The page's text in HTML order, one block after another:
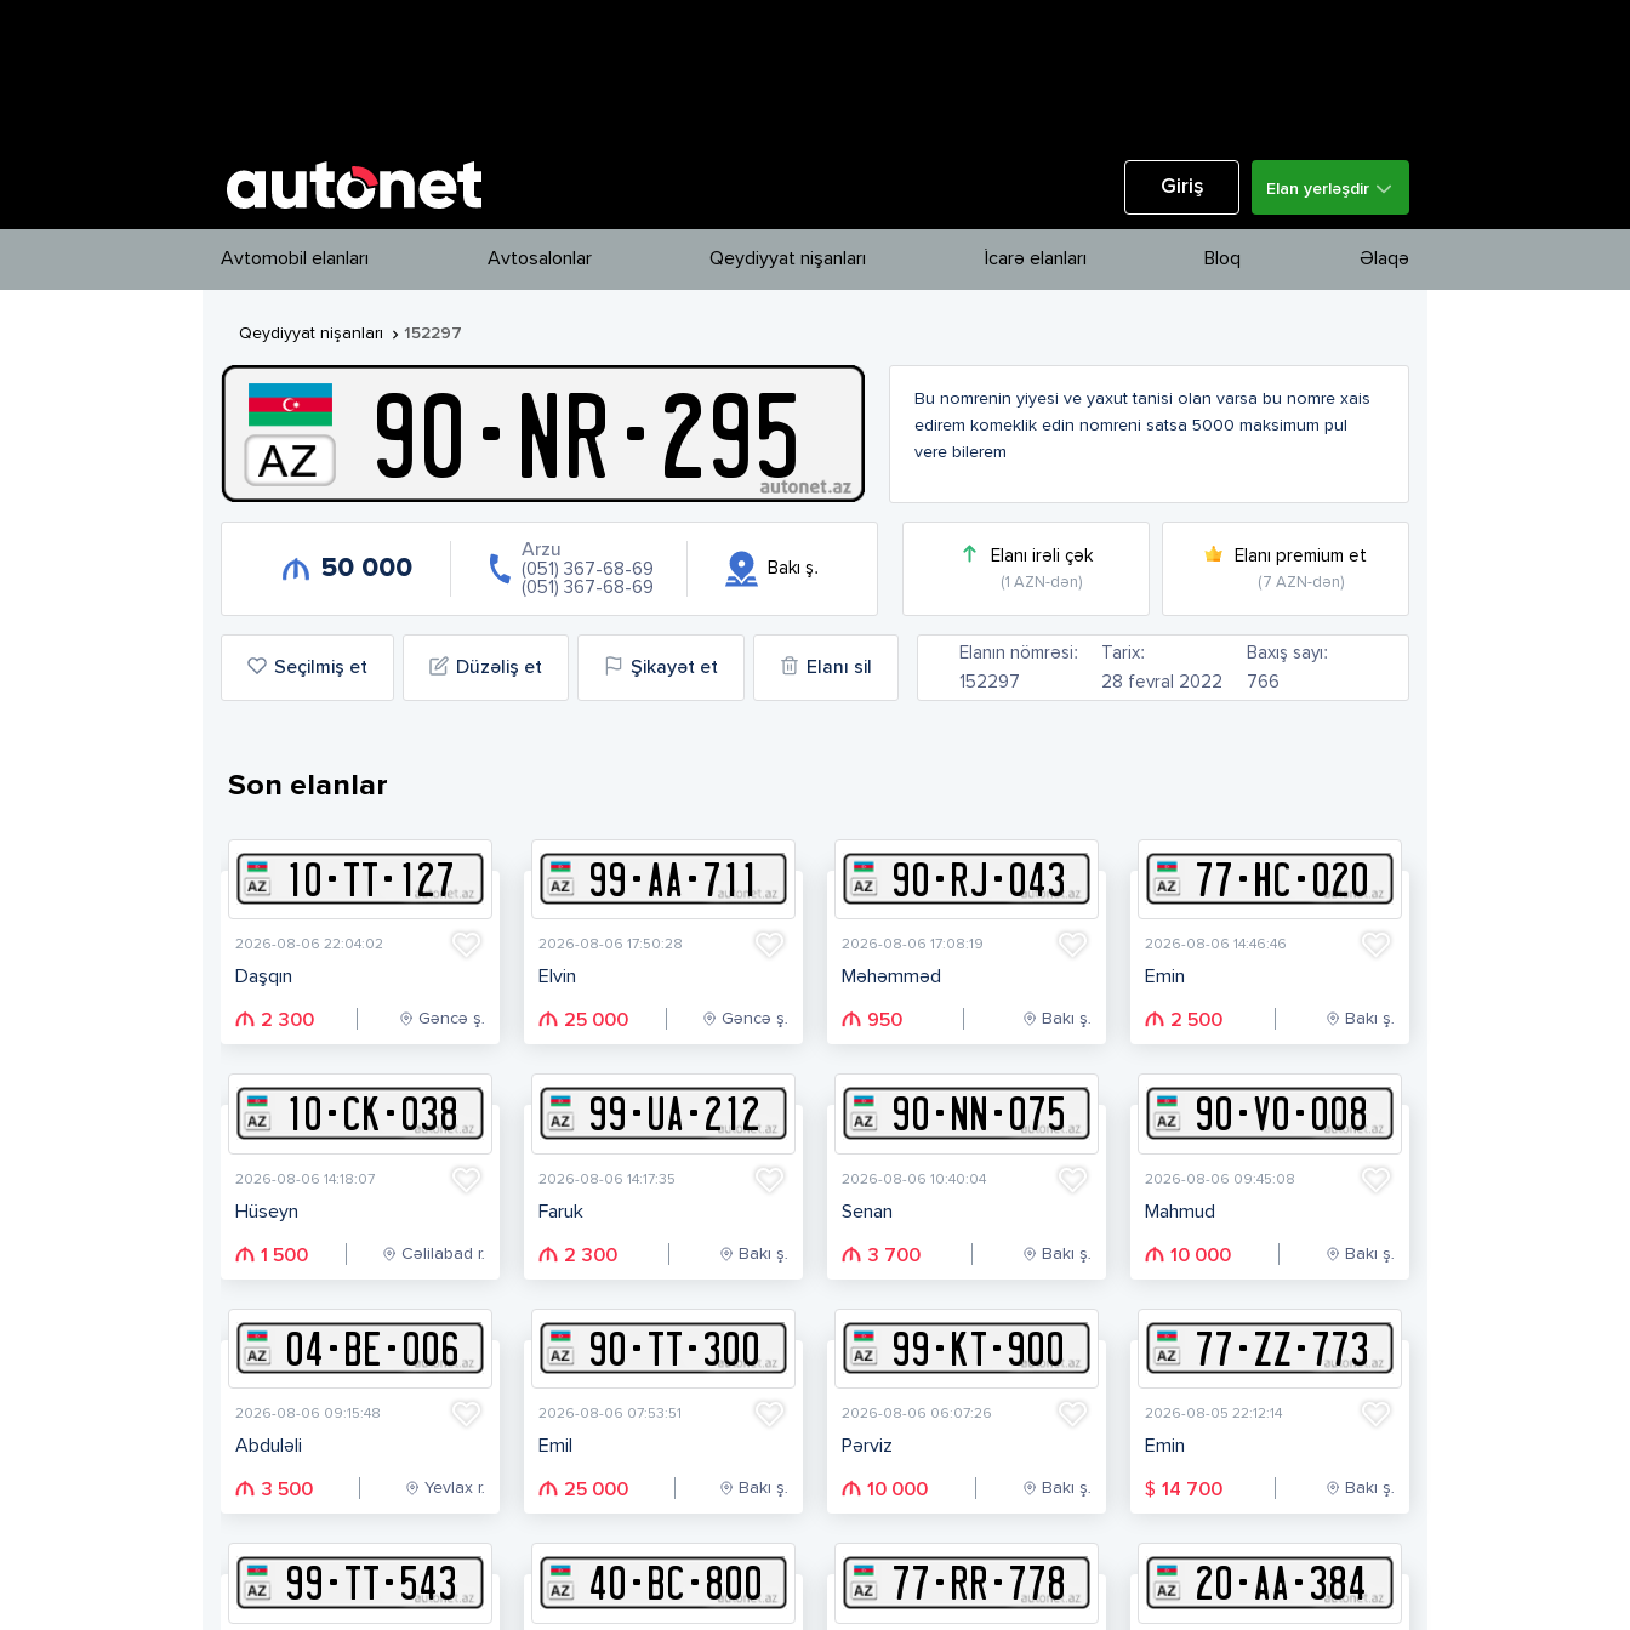
Giriş Elan yerləşdir
Avtomobil elanları Avtosalonlar Qeydiyyat nişanları İcarə elanları Bloq Əlaqə
Qeydiyyat nişanları  152297
90-NR-295
Bu nomrenin yiyesi ve yaxut tanisi olan varsa bu nomre xais
edirem komeklik edin nomreni satsa 5000 maksimum pul
vere bilerem
50 000
Arzu
(051) 367-68-69
(051) 367-68-69
Bakı ş.
Elanı irəli çək
(1 AZN-dən)
Elanı premium et
(7 AZN-dən)
Seçilmiş et Düzəliş et Şikayət et Elanı sil
Elanın nömrəsi:
152297
Tarix:
28 fevral 2022
Baxış sayı:
766
Son elanlar
10-TT- 127
2026-08-06 22:04:02
Daşqın
2 300 Gəncə ş.
99-AA-711
2026-08-06 17:50:28
Elvin
25 000 Gəncə ş.
90-RJ-043
2026-08-06 17:08:19
Məhəmməd
950 Bakı ş.
77-HC-020
2026-08-06 14:46:46
Emin
2 500 Bakı ş.
10-CK-038
2026-08-06 14:18:07
Hüseyn
1 500 Cəlilabad r.
99-UA-212
2026-08-06 14:17:35
Faruk
2 300 Bakı ş.
90-NN-075
2026-08-06 10:40:04
Senan
3 700 Bakı ş.
90-VO-008
2026-08-06 09:45:08
Mahmud
10 000 Bakı ş.
04-BE-006
2026-08-06 09:15:48
Abduləli
3 500 Yevlax r.
90-TT-300
2026-08-06 07:53:51
Emil
25 000 Bakı ş.
99-KT-900
2026-08-06 06:07:26
Pərviz
10 000 Bakı ş.
77-ZZ-773
2026-08-05 22:12:14
Emin
$ 14 700 Bakı ş.
99-TT-543 40-BC-800 77-RR-778 20-AA-384